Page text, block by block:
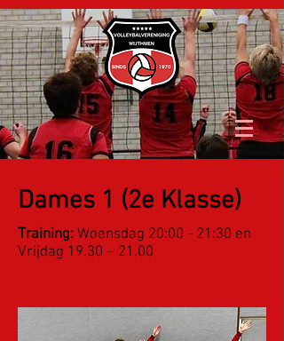
Dames 1 (2e Klasse)
Training: Woensdag 20:00 - 21:30 en
Vrijdag 1 9.30 – 21.00